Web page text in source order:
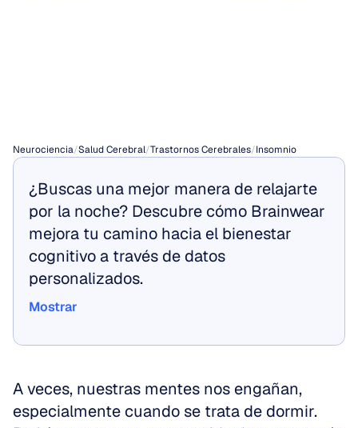
Neurociencia/Salud Cerebral/Trastornos Cerebrales/Insomnio
¿Buscas una mejor manera de relajarte
por la noche? Descubre cómo Brainwear
mejora tu camino hacia el bienestar
cognitivo a través de datos
personalizados.
Mostrar
A veces, nuestras mentes nos engañan,
especialmente cuando se trata de dormir.